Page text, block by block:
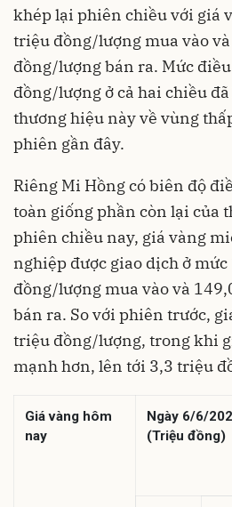
khép lại phiên chiều với giá
triệu đồng/lượng mua vào
đồng/lượng bán ra. Mức
đồng/lượng ở cả hai chiều
thương hiệu này về vùng
phiên gần đây.
Riêng Mi Hồng có biên độ
toàn giống phần còn lại của
phiên chiều nay, giá vàng
nghiệp được giao dịch ở
đồng/lượng mua vào và
bán ra. So với phiên trước,
triệu đồng/lượng, trong khi
mạnh hơn, lên tới 3,3 triệu
Giá vàng hôm
nay
Ngày 6/6/
(Triệu đồng)